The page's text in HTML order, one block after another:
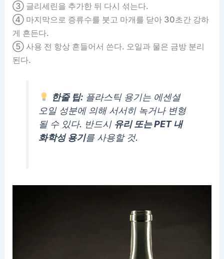
③ 글리세린을 추가한 뒤 다시 섞는다.
④ 마지막으로 증류수를 붓고 마개를 닫아 30초간 강하
게 흔든다.
⑤ 사용 전 항상 흔들어서 쓴다. 오일과 물은 금방 분리
된다.
한줄 팁:플라스틱 용기는 에센셜
오일 성분에 의해 서서히 녹거나 변형
될 수 있다. 반드시 유리 또는 PET 내
화학성 용기를 사용할 것.